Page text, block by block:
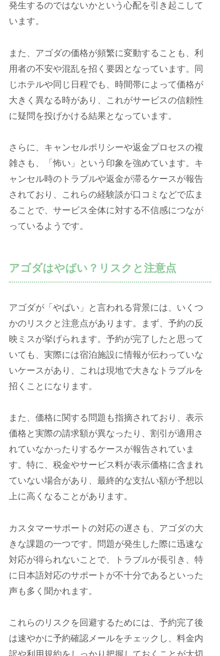
発生するのではないかという心配を引き起こして
います。
また、アゴダの価格が頻繁に変動することも、利
用者の不安や混乱を招く要因となっています。同
じホテルや同じ日程でも、時間帯によって価格が
大きく異なる時があり、これがサービスの信頼性
に疑問を投げかける結果となっています。
さらに、キャンセルポリシーや返金プロセスの複
雑さも、「怖い」という印象を強めています。キ
ャンセル時のトラブルや返金が滞るケースが報告
されており、これらの経験談が口コミなどで広ま
ることで、サービス全体に対する不信感につなが
っているようです。
アゴダはやばい？リスクと注意点
アゴダが「やばい」と言われる背景には、いくつ
かのリスクと注意点があります。まず、予約の反
映ミスが挙げられます。予約が完了したと思って
いても、実際には宿泊施設に情報が伝わっていな
いケースがあり、これは現地で大きなトラブルを
招くことになります。
また、価格に関する問題も指摘されており、表示
価格と実際の請求額が異なったり、割引が適用さ
れていなかったりするケースが報告されていま
す。特に、税金やサービス料が表示価格に含まれ
ていない場合があり、最終的な支払い額が予想以
上に高くなることがあります。
カスタマーサポートの対応の遅さも、アゴダの大
きな課題の一つです。問題が発生した際に迅速な
対応が得られないことで、トラブルが長引き、特
に日本語対応のサポートが不十分であるといった
声も多く聞かれます。
これらのリスクを回避するためには、予約完了後
は速やかに予約確認メールをチェックし、料金内